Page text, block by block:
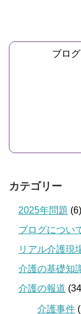
ブロ
カテゴリー
2025年問題 (6)
ブログについ
リアル介護現
介護の基礎知
介護の報道
介護事件